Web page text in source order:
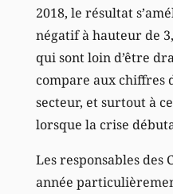
2018, le résultat
négatif à hauteur de
qui sont loin d’être
compare aux chiffres
secteur, et surtout à
lorsque la crise
Les responsables des
année